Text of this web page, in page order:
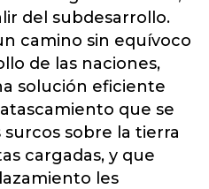
del subdesarrollo.
camino sin equívoco
de las naciones,
solución eficiente
que se
surcos sobre la tierra
cargadas, y que
les